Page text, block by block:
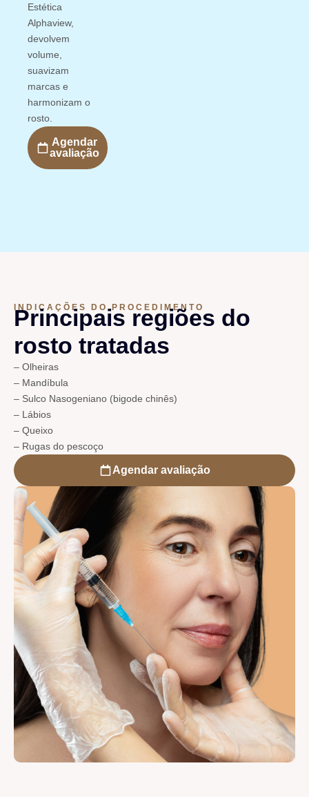
Estética
Alphaview,
devolvem
volume,
suavizam
marcas e
harmonizam o
rosto.
Agendar
avaliação
INDICAÇÕES DO PROCEDIMENTO
Principais regiões do
rosto tratadas
– Olheiras
– Mandíbula
– Sulco Nasogeniano (bigode chinês)
– Lábios
– Queixo
– Rugas do pescoço
Agendar avaliação